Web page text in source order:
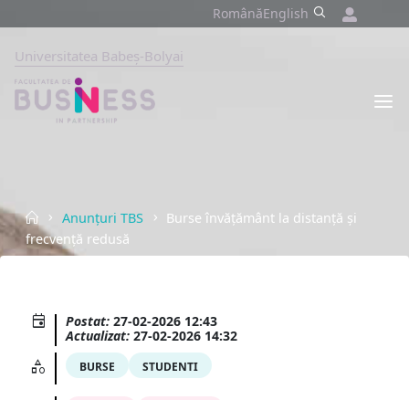
to
content
RomânăEnglish
Universitatea Babeș-BolyaiFACULTATEA
HomeAnunțuri TBS
Burse învățământ la distanță și
frecvență redusă
Postat: 27-02-2026 12:43
Actualizat: 27-02-2026 14:32
BURSE STUDENTI